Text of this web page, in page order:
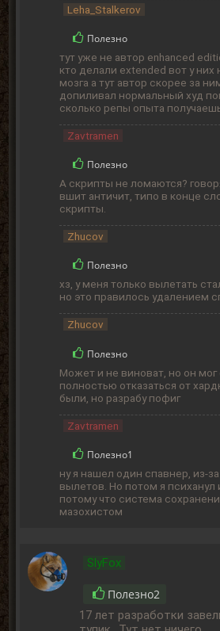
Leha_Stalkerov
Полезно
тут уже не автор enhanced
кто делали extended вот у них
мозга а тут автор скорее за
допиливал нормальный худ
сколько репы опыта
Zavtramen
Полезно
А скрипты не ломаются?
вшит античит, типо в конце
скрипты.
Zhucov
Полезно
хз, у меня только вылетать
но это правилось удалением
Zhucov
Полезно
Может и не виноват, но он мог
полностью отказаться от
были, но разрабу пофиг
Zavtramen
Полезно1
ну я нашел один спавнер, из-
вылетов. Но потом я психанул
потому что система
мазохистом
SlyFox
Полезно2
17 лет разработки